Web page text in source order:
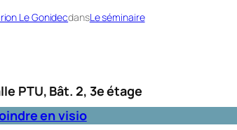
Le GonidecdansLe séminaire
PTU, Bât. 2, 3eétage
en visio